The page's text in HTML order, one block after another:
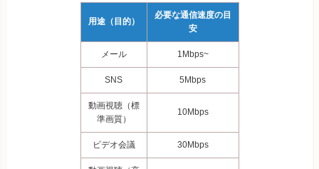
用途（目的）
必要な通信速度の目
安
メール 1Mbps~
SNS 5Mbps
動画視聴（標
準画質）
10Mbps
ビデオ会議 30Mbps